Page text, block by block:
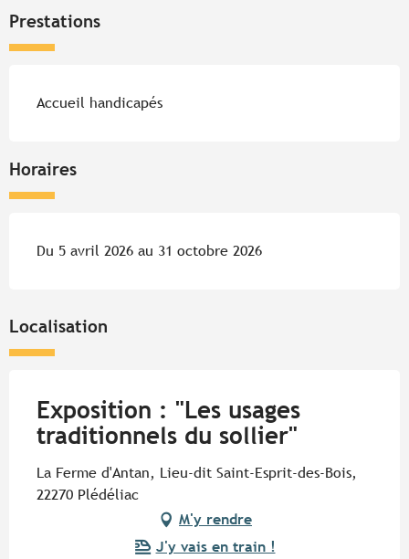
Prestations
Accueil handicapés
Horaires
Du 5 avril 2026 au 31 octobre 2026
Localisation
Exposition : "Les usages
traditionnels du sollier"
La Ferme d'Antan, Lieu-dit Saint-Esprit-des-Bois,
22270 Plédéliac
M'y rendre
J'y vais en train !